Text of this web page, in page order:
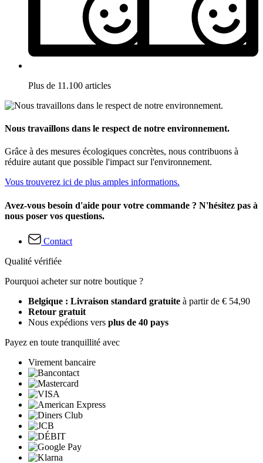
Plus de 11.100 articles
Nous travaillons dans le respect de notre environnement.
Grâce à des mesures écologiques concrètes, nous contribuons à
réduire autant que possible l'impact sur l'environnement.
Vous trouverez ici de plus amples informations.
Avez-vous besoin d'aide pour votre commande ? N'hésitez pas à
nous poser vos questions.
Contact
Qualité vérifiée
Pourquoi acheter sur notre boutique ?
Belgique : Livraison standard gratuite à partir de € 54,90
Retour gratuit
Nous expédions vers plus de 40 pays
Payez en toute tranquillité avec
Virement bancaire